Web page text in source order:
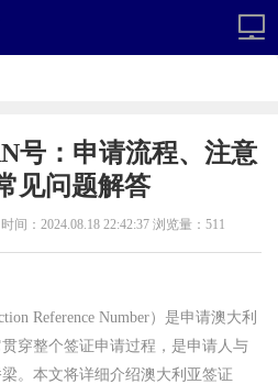
号：申请流程、注意
见问题解答
间：2024.08.18 22:42:37 浏览量：511
Reference Number）是申请澳大利
穿整个签证申请过程，是申请人与
。本文将详细介绍澳大利亚签证